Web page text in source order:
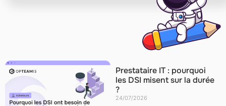
Prestataire IT : pourquoi
les DSI misent sur la durée
?
24/07/2026